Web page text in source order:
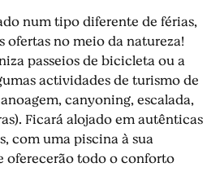
num tipo diferente de férias,
ofertas no meio da natureza!
passeios de bicicleta ou a
actividades de turismo de
canyoning, escalada,
Ficará alojado em autênticas
com uma piscina à sua
oferecerão todo o conforto